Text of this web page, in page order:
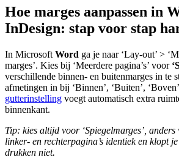
Hoe marges aanpassen in
InDesign: stap voor stap
In Microsoft Word ga je naar ‘Lay-out’ >
marges’. Kies bij ‘Meerdere pagina’s’ voor
verschillende binnen- en buitenmarges in te
afmetingen in bij ‘Binnen’, ‘Buiten’,
gutterinstelling voegt automatisch extra
binnenkant.
Tip: kies altijd voor ‘Spiegelmarges’,
linker- en rechterpagina’s identiek en klopt
drukken niet.